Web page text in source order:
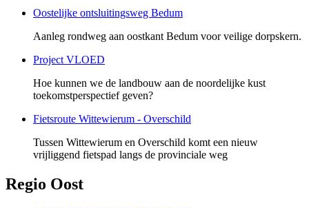
Oostelijke ontsluitingsweg Bedum
Aanleg rondweg aan oostkant Bedum voor veilige dorpskern.
Project VLOED
Hoe kunnen we de landbouw aan de noordelijke kust
toekomstperspectief geven?
Fietsroute Wittewierum - Overschild
Tussen Wittewierum en Overschild komt een nieuw
vrijliggend fietspad langs de provinciale weg
Regio Oost